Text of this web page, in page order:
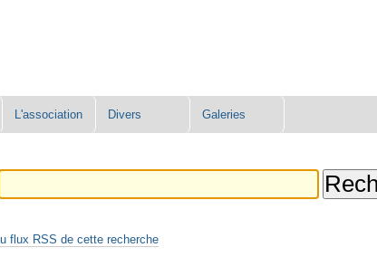
L'association Divers Galeries
flux RSS de cette recherche